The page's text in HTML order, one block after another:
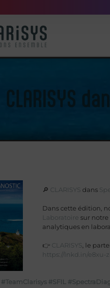
CLARISYS
🔎 CLARISYS dans
Dans cette édition,
Laboratoire sur
analytiques en
👉 CLARISYS , le
https://lnkd.in/e8xu-
#TeamClarisys #SFIL